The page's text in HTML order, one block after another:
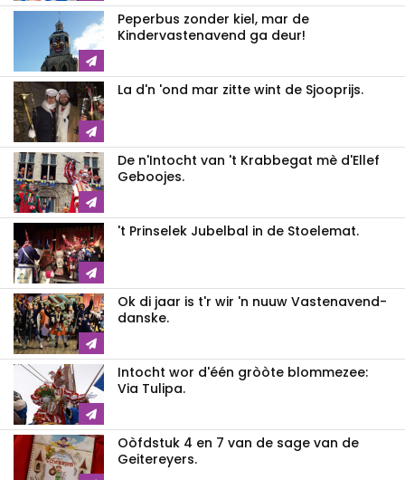
Peperbus zonder kiel, mar de
Kindervastenavend ga deur!
La d'n 'ond mar zitte wint de Sjooprijs.
De n'Intocht van 't Krabbegat mè d'Ellef
Geboojes.
't Prinselek Jubelbal in de Stoelemat.
Ok di jaar is t'r wir 'n nuuw Vastenavend-
danske.
Intocht wor d'één gròòte blommezee:
Via Tulipa.
Oòfdstuk 4 en 7 van de sage van de
Geitereyers.